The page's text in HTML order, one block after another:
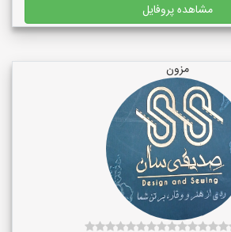
مشاهده پروفایل
مزون